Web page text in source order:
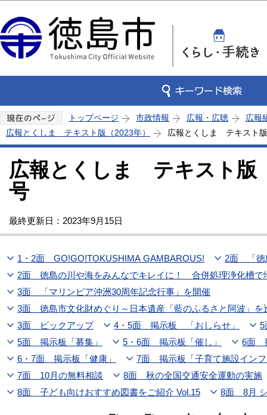
トップページ 市政情報 広報・広聴
広報
広報とくしま テキスト版（2023年）
広報とくしま テキスト
広報とくしま テキスト版
号
最終更新日：2023年9月15日
1・2面 GO!GO!TOKUSHIMA GAMBAROUS!
2面 「徳
2面 徳島の川や海をみんなでキレイに！ 合併処理浄化槽で
3面 「マリンピア沖洲30周年記念行事」を開催
3面 徳島市文化財めぐり～日本遺産「藍のふるさと阿波」を
3面 ピックアップ
4・5面 掲示板 「おしらせ」
5
5面 掲示板「募集」
5・6面 掲示板「催し」
6面
6・7面 掲示板「健康」
7面 掲示板「子育て施設イン
7面 10月の無料相談
8面 秋の全国交通安全運動の実施
8面 子ども向けおすすめ図書をご紹介 Vol.15
8面 8月 シ